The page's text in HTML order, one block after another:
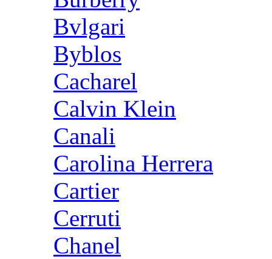
Bvlgari
Byblos
Cacharel
Calvin Klein
Canali
Carolina Herrera
Cartier
Cerruti
Chanel